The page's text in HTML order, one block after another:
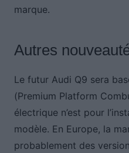
marque.
Autres
Le futur Audi Q9 sera
(Premium Platform
électrique n’est pour
modèle. En Europe, la
probablement des